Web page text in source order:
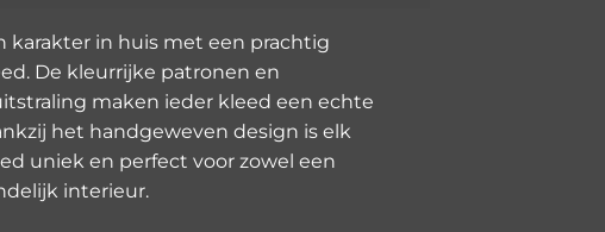
karakter in huis met een prachtig
De kleurrijke patronen en
maken ieder kleed een echte
het handgeweven design is elk
uniek en perfect voor zowel een
interieur.